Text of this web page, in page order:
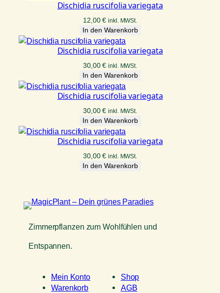
Dischidia ruscifolia variegata
12,00€ inkl. MWSt.
In den Warenkorb
Dischidia ruscifolia variegata
30,00€ inkl. MWSt.
In den Warenkorb
Dischidia ruscifolia variegata
30,00€ inkl. MWSt.
In den Warenkorb
Dischidia ruscifolia variegata
30,00€ inkl. MWSt.
In den Warenkorb
Zimmerpflanzen zum Wohlfühlen und
Entspannen.
Mein Konto
Warenkorb
Shop
AGB